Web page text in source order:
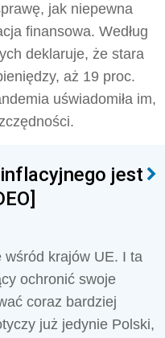
jak niepewna
finansowa. Według
deklaruje, że stara
aż 19 proc.
uświadomiła im,
jest
wśród krajów UE. I ta
ochronić swoje
coraz bardziej
już jedynie Polski,